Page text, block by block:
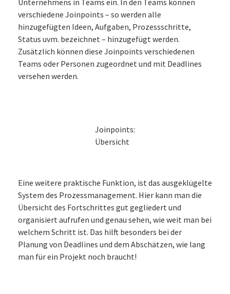
Unternehmens in Teams ein. In den Teams können
verschiedene Joinpoints – so werden alle
hinzugefügten Ideen, Aufgaben, Prozessschritte,
Status uvm. bezeichnet – hinzugefügt werden.
Zusätzlich können diese Joinpoints verschiedenen
Teams oder Personen zugeordnet und mit Deadlines
versehen werden.
Joinpoints:
Übersicht
Eine weitere praktische Funktion, ist das ausgeklügelte
System des Prozessmanagement. Hier kann man die
Übersicht des Fortschrittes gut gegliedert und
organisiert aufrufen und genau sehen, wie weit man bei
welchem Schritt ist. Das hilft besonders bei der
Planung von Deadlines und dem Abschätzen, wie lang
man für ein Projekt noch braucht!